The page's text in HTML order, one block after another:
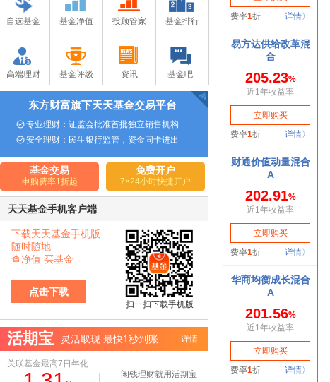
自选基金 基金净值 投顾管家 基金排行
高端理财 基金评级 资讯 基金吧